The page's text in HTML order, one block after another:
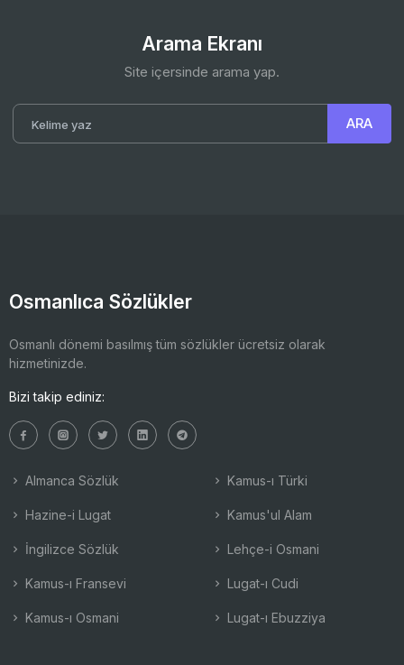
Arama Ekranı
Site içersinde arama yap.
Osmanlıca Sözlükler
Osmanlı dönemi basılmış tüm sözlükler ücretsiz olarak
hizmetinizde.
Bizi takip ediniz:
Almanca Sözlük
Hazine-i Lugat
İngilizce Sözlük
Kamus-ı Fransevi
Kamus-ı Osmani
Kamus-ı Türki
Kamus'ul Alam
Lehçe-i Osmani
Lugat-ı Cudi
Lugat-ı Ebuzziya